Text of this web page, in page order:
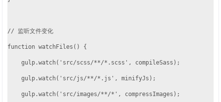
// 监听文件变化
function watchFiles() {
    gulp.watch('src/scss/**/*.scss', compileSass);
    gulp.watch('src/js/**/*.js', minifyJs);
    gulp.watch('src/images/**/*', compressImages);